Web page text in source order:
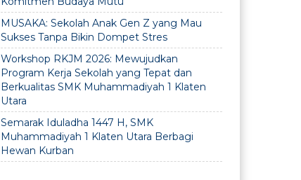
MUSAKA: Sekolah Anak Gen Z yang Mau
Sukses Tanpa Bikin Dompet Stres
Workshop RKJM 2026: Mewujudkan
Program Kerja Sekolah yang Tepat dan
Berkualitas SMK Muhammadiyah 1 Klaten
Utara
Semarak Iduladha 1447 H, SMK
Muhammadiyah 1 Klaten Utara Berbagi
Hewan Kurban